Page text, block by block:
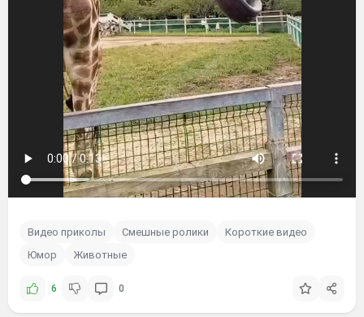
Видео приколы Смешные ролики
Короткие видео
Юмор
Животные
6 0